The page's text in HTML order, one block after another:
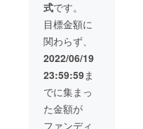
吊るし
柿の色
につい
ては
ロット
によっ
て多少
の違い
がある
ことを
ご了承
能で
す。 ・
吊るし
柿用の
柿は長
良柿ま
たは蜂
谷柿で
作り出
来立て
をご用
式です。
目標金額に
関わらず、
2022/06/19
23:59:59ま
でに集まっ
た金額が
ファンディ